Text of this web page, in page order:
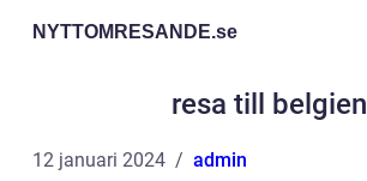
NYTTOMRESANDE.se
resa till belgien
12 januari 2024 admin